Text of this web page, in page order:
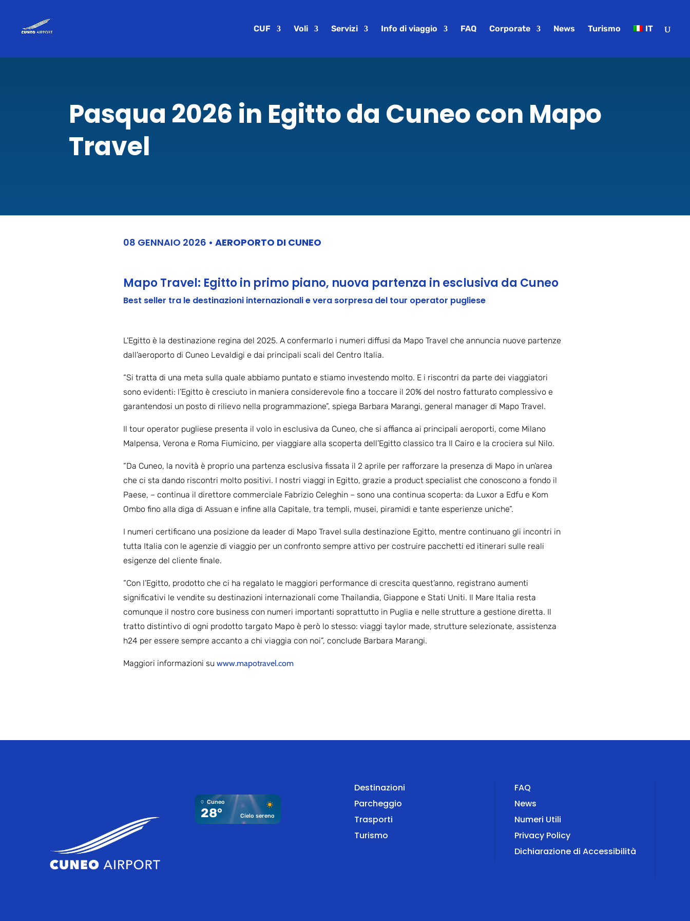
CUF Voli Servizi Info di viaggio FAQ Corporate News Turismo IT
Pasqua 2026 in Egitto da Cuneo con Mapo
Travel
08 GENNAIO 2026 • AEROPORTO DI CUNEO
Mapo Travel: Egitto in primo piano, nuova partenza in esclusiva da Cuneo
Best seller tra le destinazioni internazionali e vera sorpresa del tour operator pugliese
L’Egitto è la destinazione regina del 2025. A confermarlo i numeri diffusi da Mapo Travel che annuncia nuove partenze
dall’aeroporto di Cuneo Levaldigi e dai principali scali del Centro Italia.
“Si tratta di una meta sulla quale abbiamo puntato e stiamo investendo molto. E i riscontri da parte dei viaggiatori
sono evidenti: l’Egitto è cresciuto in maniera considerevole fino a toccare il 20% del nostro fatturato complessivo e
garantendosi un posto di rilievo nella programmazione”, spiega Barbara Marangi, general manager di Mapo Travel.
Il tour operator pugliese presenta il volo in esclusiva da Cuneo, che si affianca ai principali aeroporti, come Milano
Malpensa, Verona e Roma Fiumicino, per viaggiare alla scoperta dell’Egitto classico tra Il Cairo e la crociera sul Nilo.
“Da Cuneo, la novità è proprio una partenza esclusiva fissata il 2 aprile per rafforzare la presenza di Mapo in un’area
che ci sta dando riscontri molto positivi. I nostri viaggi in Egitto, grazie a product specialist che conoscono a fondo il
Paese, – continua il direttore commerciale Fabrizio Celeghin – sono una continua scoperta: da Luxor a Edfu e Kom
Ombo fino alla diga di Assuan e infine alla Capitale, tra templi, musei, piramidi e tante esperienze uniche”.
I numeri certificano una posizione da leader di Mapo Travel sulla destinazione Egitto, mentre continuano gli incontri in
tutta Italia con le agenzie di viaggio per un confronto sempre attivo per costruire pacchetti ed itinerari sulle reali
esigenze del cliente finale.
“Con l’Egitto, prodotto che ci ha regalato le maggiori performance di crescita quest’anno, registrano aumenti
significativi le vendite su destinazioni internazionali come Thailandia, Giappone e Stati Uniti. Il Mare Italia resta
comunque il nostro core business con numeri importanti soprattutto in Puglia e nelle strutture a gestione diretta. Il
tratto distintivo di ogni prodotto targato Mapo è però lo stesso: viaggi taylor made, strutture selezionate, assistenza
h24 per essere sempre accanto a chi viaggia con noi”, conclude Barbara Marangi.
Maggiori informazioni su www.mapotravel.com
Cuneo
28° Cielo sereno
Destinazioni
Parcheggio
Trasporti
Turismo
FAQ
News
Numeri Utili
Privacy Policy
Dichiarazione di Accessibilità